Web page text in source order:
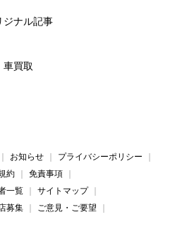
ジナル記事
車買取
お知らせ
プライバシーポリシー
約
免責事項
一覧
サイトマップ
募集
ご意見・ご要望